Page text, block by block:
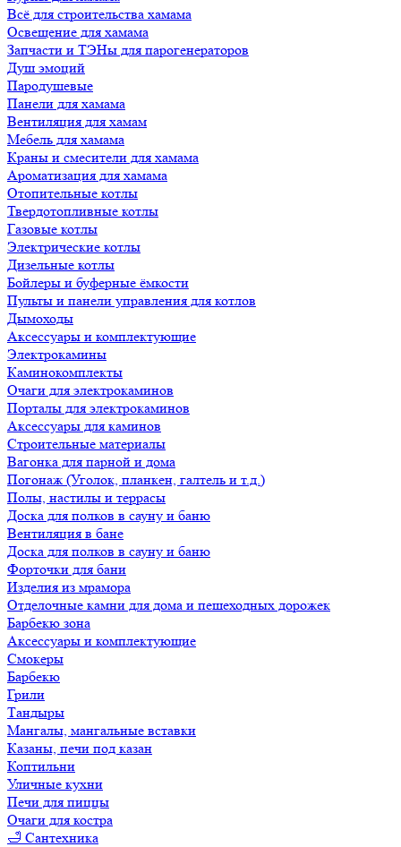
Всё для строительства хамама
Освещение для хамама
Запчасти и ТЭНы для парогенераторов
Душ эмоций
Пародушевые
Панели для хамама
Вентиляция для хамам
Мебель для хамама
Краны и смесители для хамама
Ароматизация для хамама
Отопительные котлы
Твердотопливные котлы
Газовые котлы
Электрические котлы
Дизельные котлы
Бойлеры и буферные ёмкости
Пульты и панели управления для котлов
Дымоходы
Аксессуары и комплектующие
Электрокамины
Каминокомплекты
Очаги для электрокаминов
Порталы для электрокаминов
Аксессуары для каминов
Строительные материалы
Вагонка для парной и дома
Погонаж (Уголок, планкен, галтель и т.д.)
Полы, настилы и террасы
Доска для полков в сауну и баню
Вентиляция в бане
Доска для полков в сауну и баню
Форточки для бани
Изделия из мрамора
Отделочные камни для дома и пешеходных дорожек
Барбекю зона
Аксессуары и комплектующие
Смокеры
Барбекю
Грили
Тандыры
Мангалы, мангальные вставки
Казаны, печи под казан
Коптильни
Уличные кухни
Печи для пиццы
Очаги для костра
🛁 Сантехника